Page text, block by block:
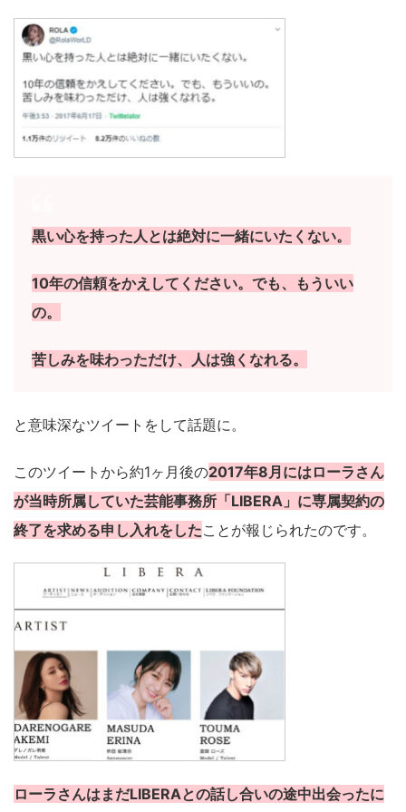
黒い心を持った人とは絶対に一緒にいたくない。
10年の信頼をかえしてください。でも、もういい
の。
苦しみを味わっただけ、人は強くなれる。
と意味深なツイートをして話題に。
このツイートから約1ヶ月後の2017年8月にはローラさん
が当時所属していた芸能事務所「LIBERA」に専属契約の
終了を求める申し入れをしたことが報じられたのです。
ローラさんはまだLIBERAとの話し合いの途中出会ったに